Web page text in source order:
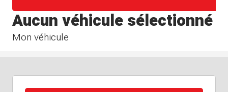
Mon véhicule
Aucun véhicule sélectionné